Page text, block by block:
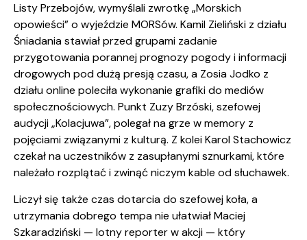
Listy Przebojów, wymyślali zwrotkę „Morskich
opowieści” o wyjeździe MORSów. Kamil Zieliński z działu
Śniadania stawiał przed grupami zadanie
przygotowania porannej prognozy pogody i informacji
drogowych pod dużą presją czasu, a Zosia Jodko z
działu online poleciła wykonanie grafiki do mediów
społecznościowych. Punkt Zuzy Brzóski, szefowej
audycji „Kolacjuwa”, polegał na grze w memory z
pojęciami związanymi z kulturą. Z kolei Karol Stachowicz
czekał na uczestników z zasupłanymi sznurkami, które
należało rozplątać i zwinąć niczym kable od słuchawek.
Liczył się także czas dotarcia do szefowej koła, a
utrzymania dobrego tempa nie ułatwiał Maciej
Szkaradziński — lotny reporter w akcji — który